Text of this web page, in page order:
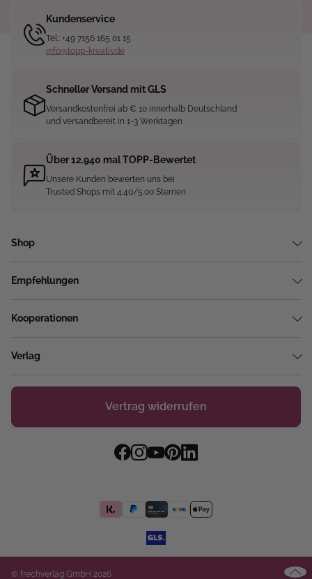
Kundenservice
Tel.: +49 7156 165 01 15
info@topp-kreativ.de
Schneller Versand mit GLS
Versandkostenfrei ab € 10 innerhalb Deutschland
und versandbereit in 1-3 Werktagen
Über 12.940 mal TOPP-Bewertet
Unsere Kunden bewerten uns bei
Trusted Shops mit 4.40/5.00 Sternen
Shop
Empfehlungen
Kooperationen
Verlag
Vertrag widerrufen
© frechverlag GmbH 2026